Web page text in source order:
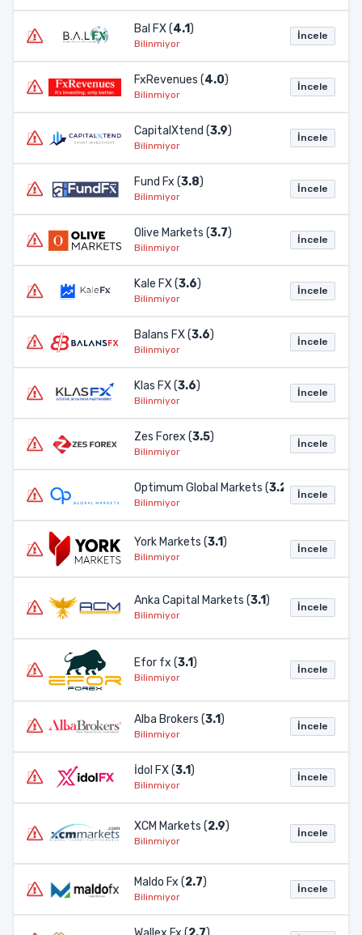
Bal FX (4.1)
Bilinmiyor
İncele
FxRevenues (4.0)
Bilinmiyor
İncele
CapitalXtend (3.9)
Bilinmiyor
İncele
Fund Fx (3.8)
Bilinmiyor
İncele
Olive Markets (3.7)
Bilinmiyor
İncele
Kale FX (3.6)
Bilinmiyor
İncele
Balans FX (3.6)
Bilinmiyor
İncele
Klas FX (3.6)
Bilinmiyor
İncele
Zes Forex (3.5)
Bilinmiyor
İncele
Optimum Global Markets (3.2 )
Bilinmiyor
İncele
York Markets (3.1)
Bilinmiyor
İncele
Anka Capital Markets (3.1)
Bilinmiyor
İncele
Efor fx (3.1)
Bilinmiyor
İncele
Alba Brokers (3.1)
Bilinmiyor
İncele
İdol FX (3.1)
Bilinmiyor
İncele
XCM Markets (2.9)
Bilinmiyor
İncele
Maldo Fx (2.7)
Bilinmiyor
İncele